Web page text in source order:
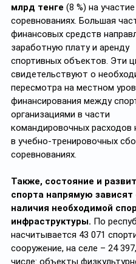
млрд тенге (8 %) на
соревнованиях. Большая
финансовых средств
заработную плату и аренду
спортивных объектов. Эти
свидетельствуют о
пересмотра на местном
финансирования между
организациями в части
командировочных расходов
в учебно-тренировочных
соревнованиях.
Также, состояние и
спорта напрямую зависят
наличия необходимой
инфраструктуры. По
насчитывается 43 071
сооружение, на селе – 24
числе: объекты